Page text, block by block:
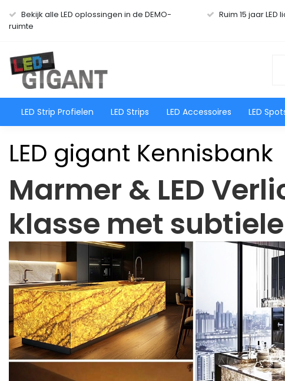
Bekijk alle LED oplossingen in de DEMO-
ruimte
Ruim 15 jaar
LED Strip Profielen LED Strips LED Accessoires LED
LED gigant Kennisbank
Marmer & LED
klasse met